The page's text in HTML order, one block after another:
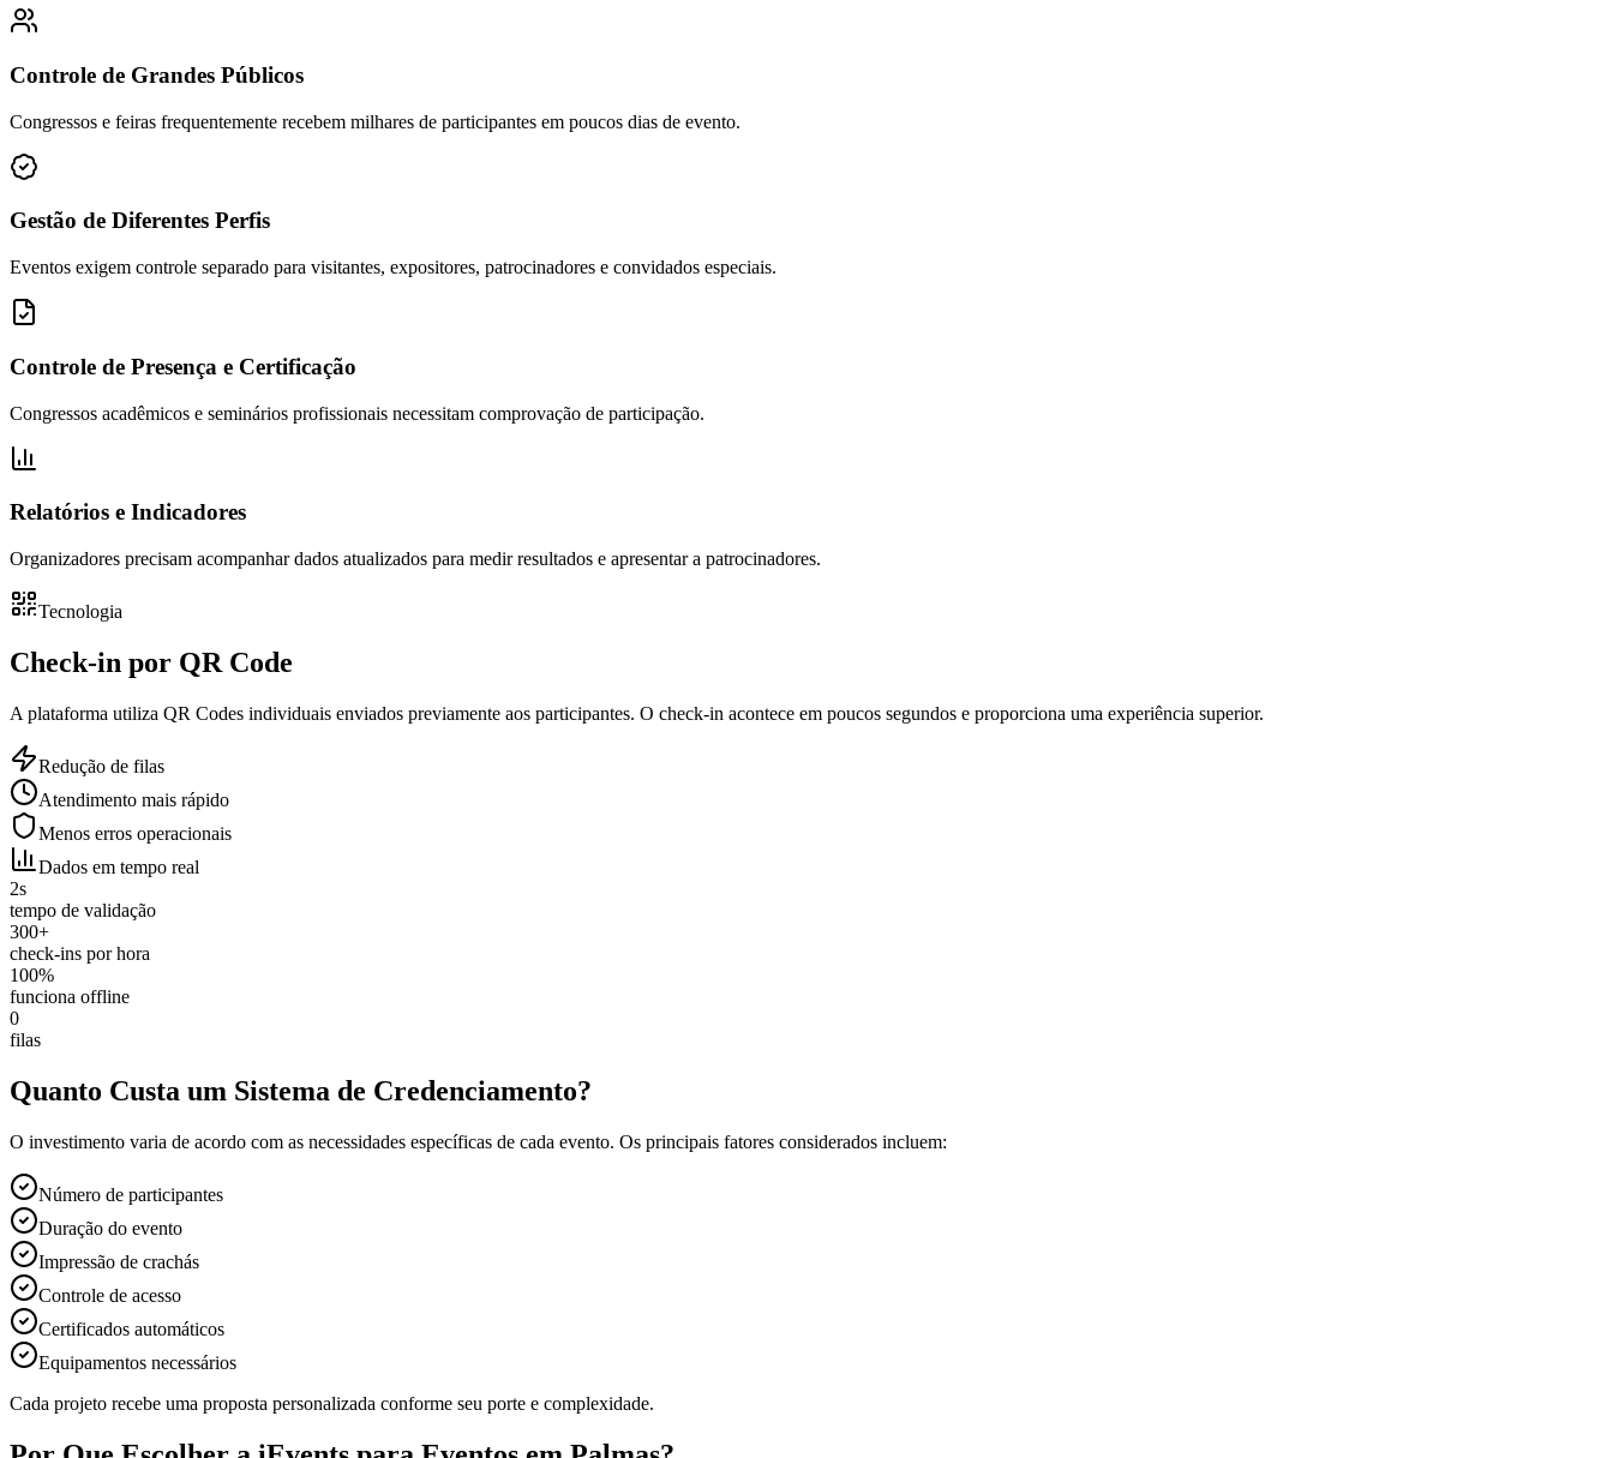
Controle de Grandes Públicos
Congressos e feiras frequentemente recebem milhares de participantes em poucos dias de evento.
Gestão de Diferentes Perfis
Eventos exigem controle separado para visitantes, expositores, patrocinadores e convidados especiais.
Controle de Presença e Certificação
Congressos acadêmicos e seminários profissionais necessitam comprovação de participação.
Relatórios e Indicadores
Organizadores precisam acompanhar dados atualizados para medir resultados e apresentar a patrocinadores.
Tecnologia
Check-in por QR Code
A plataforma utiliza QR Codes individuais enviados previamente aos participantes. O check-in acontece em poucos segundos e proporciona uma experiência superior.
Redução de filas
Atendimento mais rápido
Menos erros operacionais
Dados em tempo real
2s
tempo de validação
300+
check-ins por hora
100%
funciona offline
0
filas
Quanto Custa um Sistema de Credenciamento?
O investimento varia de acordo com as necessidades específicas de cada evento. Os principais fatores considerados incluem:
Número de participantes
Duração do evento
Impressão de crachás
Controle de acesso
Certificados automáticos
Equipamentos necessários
Cada projeto recebe uma proposta personalizada conforme seu porte e complexidade.